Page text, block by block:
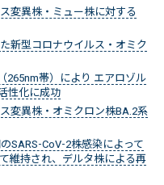
変異株・ミュー株に対する
新型コロナウイルス・オミク
265nm帯）により エアロゾル
性化に成功
変異株・オミクロン株BA.2系
SARS-CoV-2株感染によって
維持され、デルタ株による再